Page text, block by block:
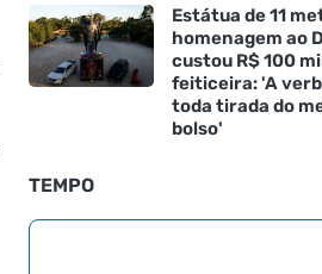
Estátua de 11
homenagem ao
custou R$ 100
feiticeira: 'A
toda tirada do
bolso'
TEMPO